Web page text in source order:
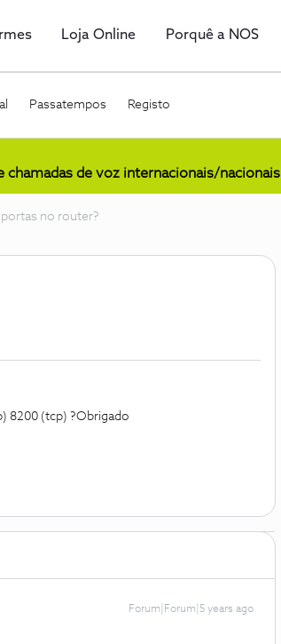
Loja Online Porquê a NOS
Passatempos Registo
chamadas de voz internacionais/nacionais
no router?
8200 (tcp) ?Obrigado
Forum|Forum|5 years ago